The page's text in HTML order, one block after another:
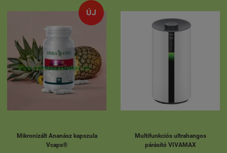
ÚJ
Mikronizált Ananász kapszula
Vcaps®
Multifunkciós ultrahangos
párásító VIVAMAX